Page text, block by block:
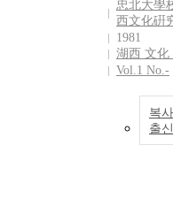
忠北大學
西文化硏
1981
湖西 文化
Vol.1 No.-
복
출